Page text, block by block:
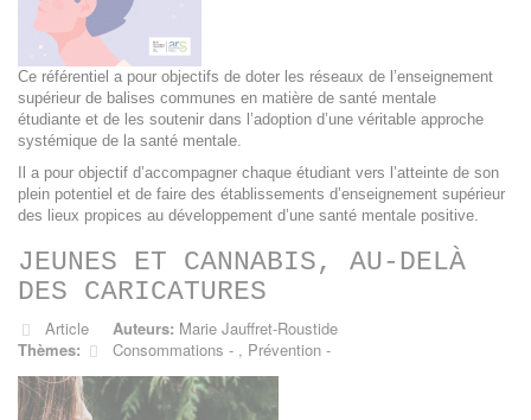
Ce référentiel a pour objectifs de doter les réseaux de l’enseignement
supérieur de balises communes en matière de santé mentale
étudiante et de les soutenir dans l’adoption d’une véritable approche
systémique de la santé mentale.
Il a pour objectif d’accompagner chaque étudiant vers l’atteinte de son
plein potentiel et de faire des établissements d’enseignement supérieur
des lieux propices au développement d’une santé mentale positive.
JEUNES ET CANNABIS, AU-DELÀ
DES CARICATURES
Article Auteurs: Marie Jauffret-Roustide
Thèmes:
Consommations , Prévention